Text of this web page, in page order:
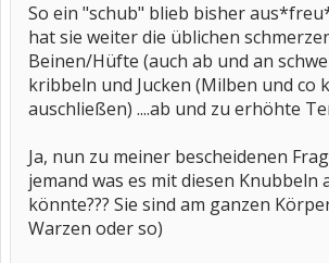
So ein "schub" blieb bisher
hat sie weiter die üblichen
Beinen/Hüfte (auch ab und an
kribbeln und Jucken (Milben und co
auschließen) ....ab und zu erhöhte
Ja, nun zu meiner bescheidenen
jemand was es mit diesen Knubbeln
könnte??? Sie sind am ganzen
Warzen oder so)